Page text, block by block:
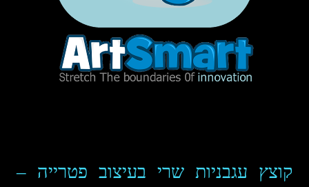
קוצץ עגבניות שרי בעיצוב פטרייה –